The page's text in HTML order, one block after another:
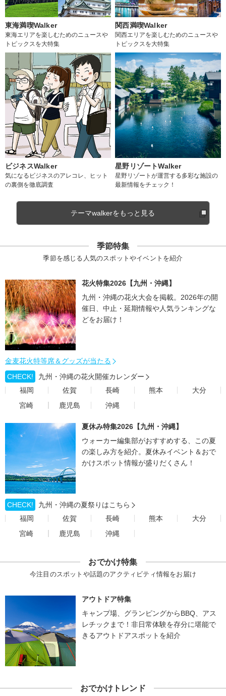
東海満喫Walker
東海エリアを楽しむためのニュースや
トピックスを大特集
関西満喫Walker
関西エリアを楽しむためのニュースや
トピックスを大特集
ビジネスWalker
気になるビジネスのアレコレ、ヒット
の裏側を徹底調査
星野リゾートWalker
星野リゾートが運営する多彩な施設の
最新情報をチェック！
テーマwalkerをもっと見る
季節特集
季節を感じる人気のスポットやイベントを紹介
花火特集2026【九州・沖縄】
九州・沖縄の花火大会を掲載。2026年の開
催日、中止・延期情報や人気ランキングな
どをお届け！
金麦花火特等席＆グッズが当たる
CHECK!
九州・沖縄の花火開催カレンダー
福岡
佐賀 長崎 熊本
大分
宮崎
鹿児島 沖縄
夏休み特集2026【九州・沖縄】
ウォーカー編集部がおすすめする、この夏
の楽しみ方を紹介。夏休みイベント＆おで
かけスポット情報が盛りだくさん！
CHECK!
九州・沖縄の夏祭りはこちら
福岡
佐賀 長崎 熊本
大分
宮崎
鹿児島 沖縄
おでかけ特集
今注目のスポットや話題のアクティビティ情報をお届け
アウトドア特集
キャンプ場、グランピングからBBQ、アス
レチックまで！非日常体験を存分に堪能で
きるアウトドアスポットを紹介
おでかけトレンド